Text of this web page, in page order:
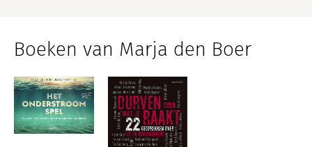
Boeken van Marja den Boer